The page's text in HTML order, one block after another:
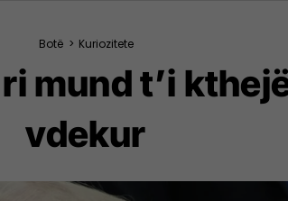
Botë > Kuriozitete
mund t’i
vdekur